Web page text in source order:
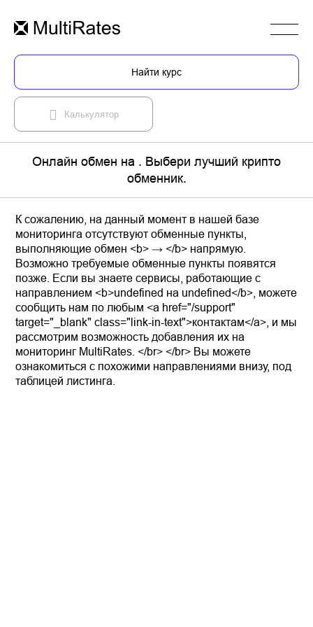
Найти курс
Калькулятор
Онлайн обмен на . Выбери лучший крипто
обменник.
К сожалению, на данный момент в нашей базе
мониторинга отсутствуют обменные пункты,
выполняющие обмен <b> → </b> напрямую.
Возможно требуемые обменные пункты появятся
позже. Если вы знаете сервисы, работающие с
направлением <b>undefined на undefined</b>, можете
сообщить нам по любым <a href="/support"
target="_blank" class="link-in-text">контактам</a>, и мы
рассмотрим возможность добавления их на
мониторинг MultiRates. </br> </br> Вы можете
ознакомиться с похожими направлениями внизу, под
таблицей листинга.